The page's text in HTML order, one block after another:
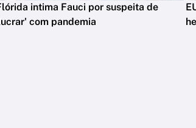
intima Fauci por suspeita de
com pandemia